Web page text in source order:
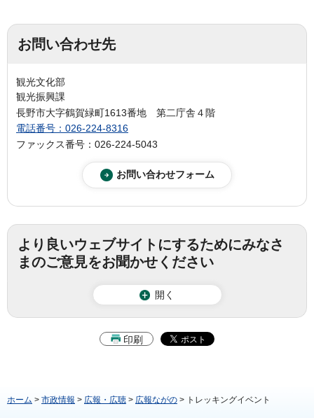
お問い合わせ先
観光文化部
観光振興課
長野市大字鶴賀緑町1613番地 第二庁舎４階
電話番号：026-224-8316
ファックス番号：026-224-5043
より良いウェブサイトにするためにみなさ
まのご意見をお聞かせください
開く
印刷
ホーム > 市政情報 > 広報・広聴 > 広報ながの > トレッキングイベント